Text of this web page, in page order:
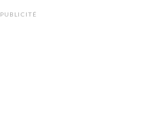
PUBLICITÉ